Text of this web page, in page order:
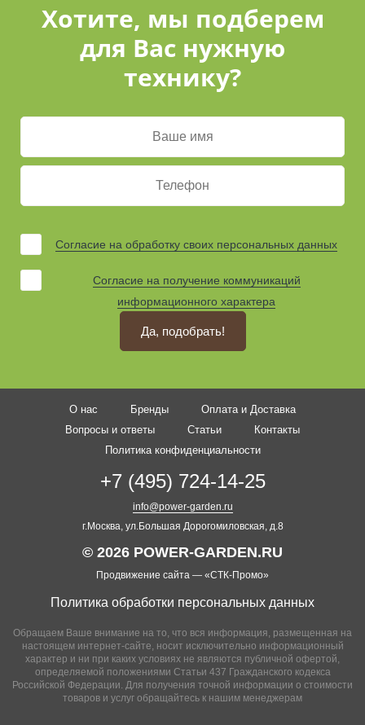
Хотите, мы подберем
для Вас нужную
технику?
Согласие на обработку своих персональных данных
Согласие на получение коммуникаций
информационного характера
Да, подобрать!
О нас Бренды
Оплата и Доставка
Вопросы и ответы
Статьи
Контакты
Политика конфиденциальности
+7 (495) 724-14-25
info@power-garden.ru
г.Москва, ул.Большая Дорогомиловская, д.8
Обращаем Ваше внимание на то, что вся информация, размещенная на
настоящем интернет-сайте, носит исключительно информационный
характер и ни при каких условиях не являются публичной офертой,
определяемой положениями Статьи 437 Гражданского кодекса
Российской Федерации. Для получения точной информации о стоимости
товаров и услуг обращайтесь к нашим менеджерам
© 2026 POWER-GARDEN.RU
Продвижение сайта — «СТК-Промо»
Политика обработки персональных данных